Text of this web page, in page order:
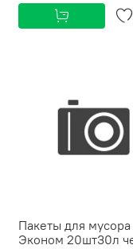
Пакеты для мусора
Эконом 20шт30л